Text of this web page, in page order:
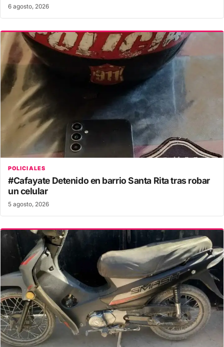
6 agosto, 2026
POLICIALES
#Cafayate Detenido en barrio Santa Rita tras robar
un celular
5 agosto, 2026